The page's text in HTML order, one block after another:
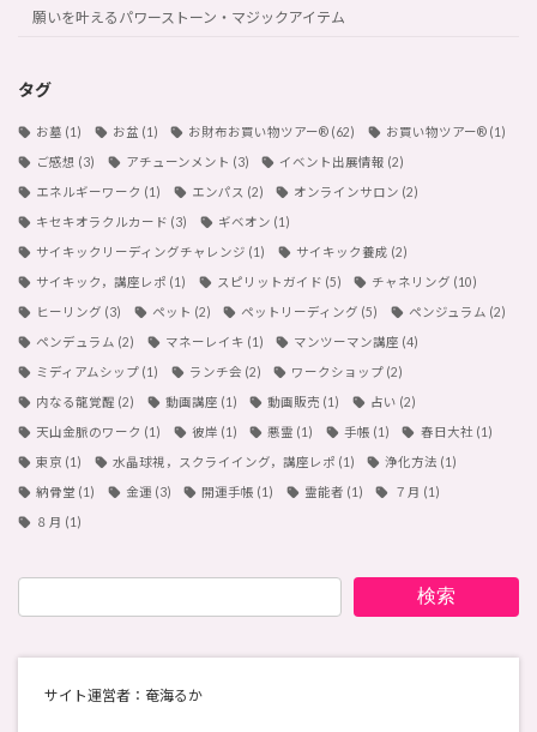
願いを叶えるパワーストーン・マジックアイテム
タグ
お墓 (1) お盆 (1) お財布お買い物ツアー®︎ (62) お買い物ツアー®︎(1)
ご感想 (3) アチューンメント (3) イベント出展情報 (2)
エネルギーワーク (1) エンパス (2) オンラインサロン (2)
キセキオラクルカード (3) ギベオン (1)
サイキックリーディングチャレンジ (1) サイキック養成 (2)
サイキック，講座レポ (1) スピリットガイド (5) チャネリング (10)
ヒーリング (3) ペット (2) ペットリーディング (5) ペンジュラム (2)
ペンデュラム (2) マネーレイキ (1) マンツーマン講座 (4)
ミディアムシップ (1) ランチ会 (2) ワークショップ (2)
内なる龍覚醒 (2) 動画講座 (1) 動画販売 (1) 占い (2)
天山金脈のワーク (1) 彼岸 (1) 悪霊 (1) 手帳 (1) 春日大社 (1)
東京 (1) 水晶球視，スクライイング，講座レポ (1) 浄化方法 (1)
納骨堂 (1) 金運 (3) 開運手帳 (1) 霊能者 (1) ７月 (1)
８月 (1)
検索
サイト運営者：奄海るか